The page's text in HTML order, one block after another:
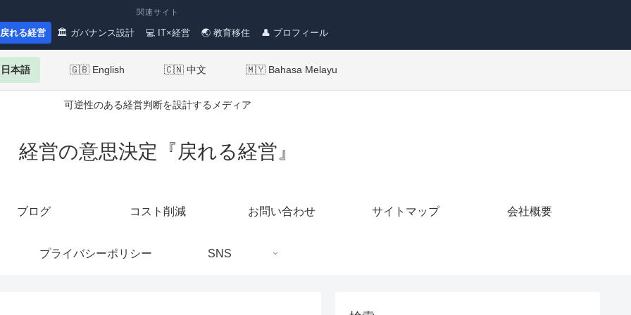
関連サイト
れる経営 🏛 ガバナンス設計 💻 IT×経営 🌏 教育移住 👤 プロフィール
本語 🇬🇧 English 🇨🇳 中文 🇲🇾 Bahasa Melayu
可逆性のある経営判断を設計するメディア
経営の意思決定『戻れる経営』
ブログ コスト削減 お問い合わせ サイトマップ 会社概要
プライバシーポリシー SNS